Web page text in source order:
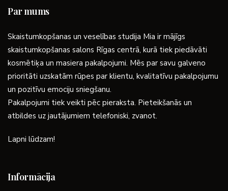
Par mums
Skaistumkopšanas un veselības studija Mia ir mājīgs
skaistumkopšanas salons Rīgas centrā, kurā tiek piedāvāti
kosmētiķa un masiera pakalpojumi. Mēs par savu galveno
prioritāti uzskatām rūpes par klientu, kvalitatīvu pakalpojumu
un pozitīvu emociju sniegšanu.
Pakalpojumi tiek veikti pēc pieraksta. Pieteikšanās un
atbildes uz jautājumiem telefoniski, zvanot.
Lapni lūdzam!
Informācija